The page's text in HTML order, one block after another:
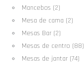
Mancebos (2)
Mesa de cama (2)
Mesas Bar (2)
Mesas de centro (88)
Mesas de jantar (74)